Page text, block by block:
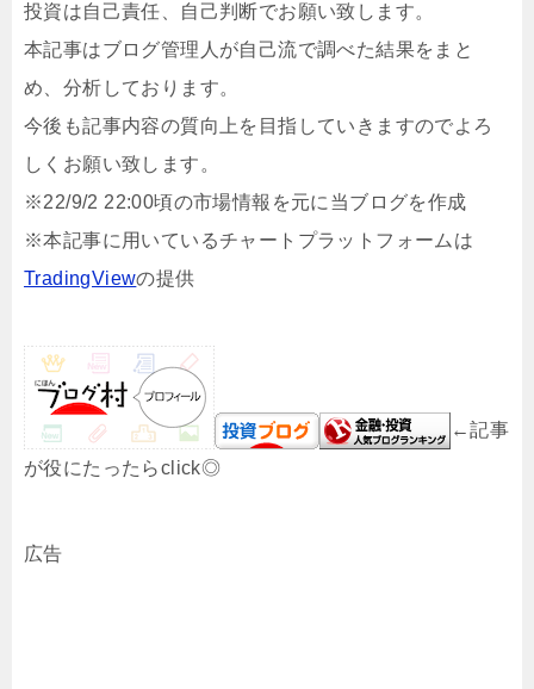
投資は自己責任、自己判断でお願い致します。
本記事はブログ管理人が自己流で調べた結果をまと
め、分析しております。
今後も記事内容の質向上を目指していきますのでよろ
しくお願い致します。
※22/9/2 22:00頃の市場情報を元に当ブログを作成
※本記事に用いているチャートプラットフォームは
TradingViewの提供
←記事
が役にたったらclick◎
広告